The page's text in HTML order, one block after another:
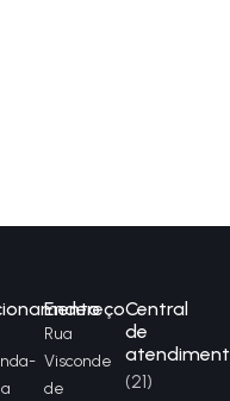
Endereço
Rua
Visconde
de
Central
de
(21)